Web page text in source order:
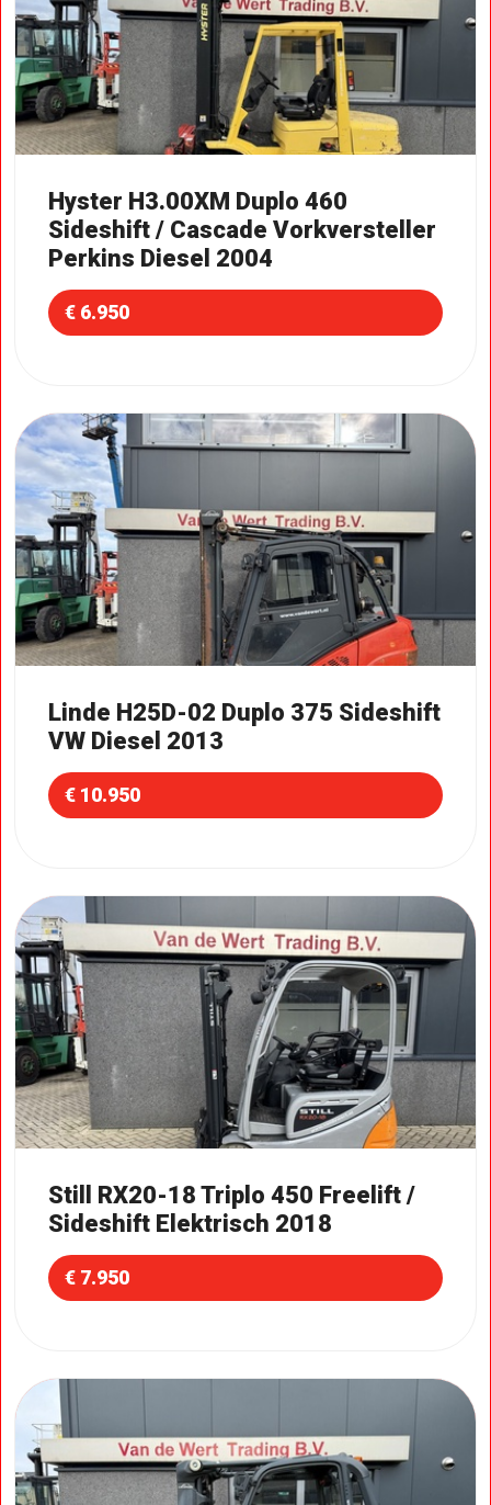
Hyster H3.00XM Duplo 460
Sideshift / Cascade Vorkversteller
Perkins Diesel 2004
€ 6.950
Linde H25D-02 Duplo 375 Sideshift
VW Diesel 2013
€ 10.950
Still RX20-18 Triplo 450 Freelift /
Sideshift Elektrisch 2018
€ 7.950